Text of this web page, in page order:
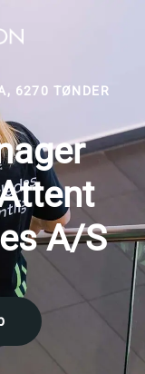
6270 TØNDER
A/S